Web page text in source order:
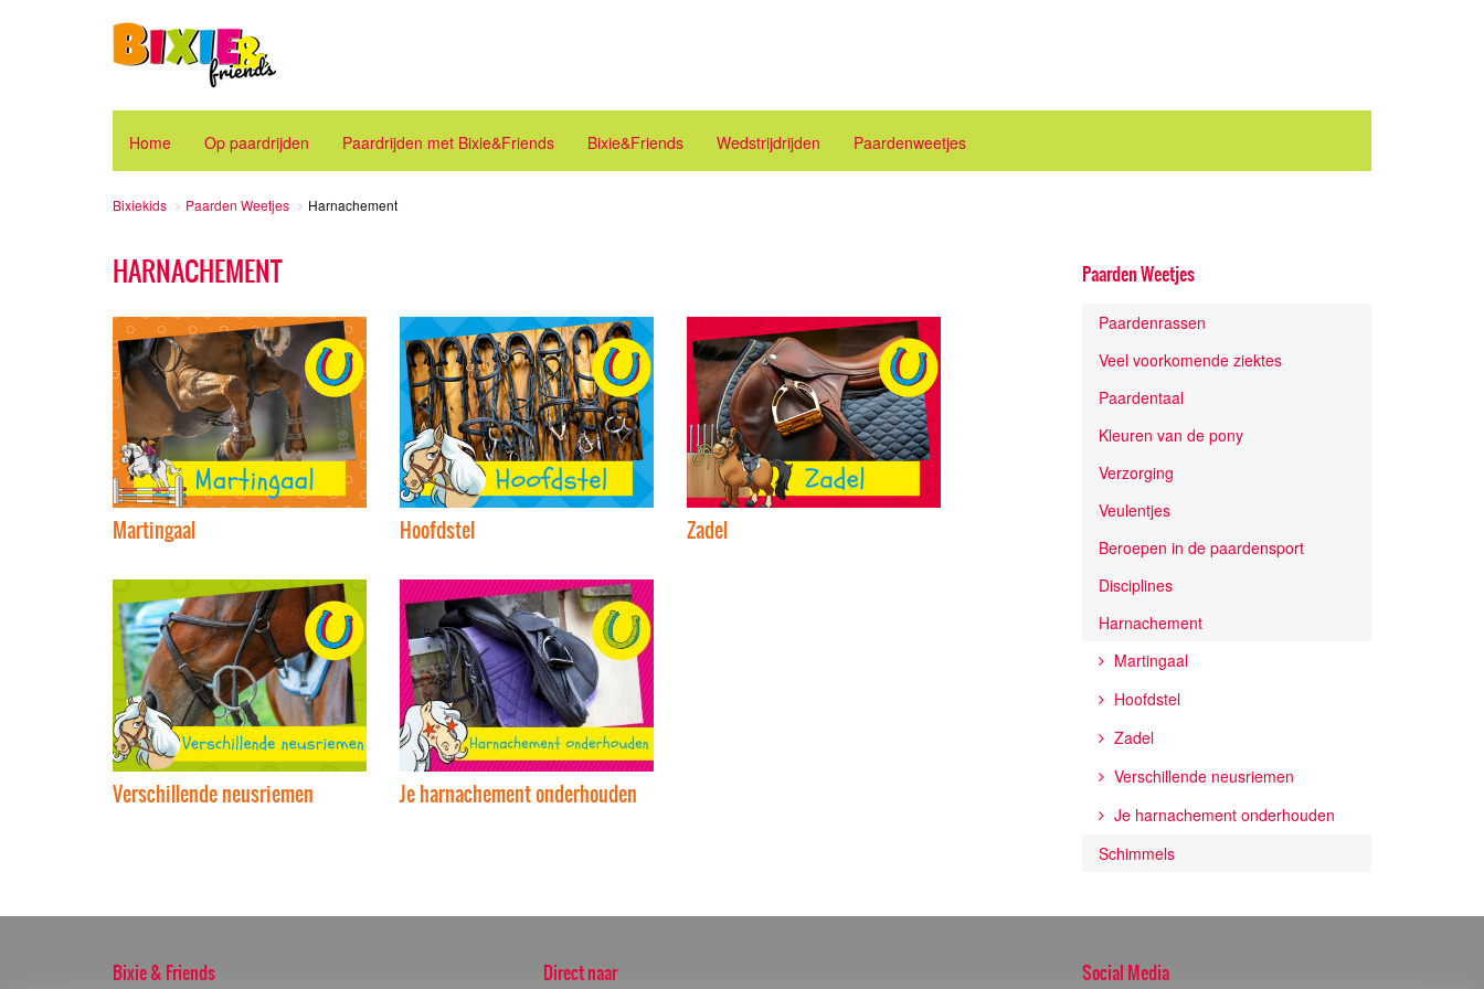
Home Op paardrijden Paardrijden met Bixie&Friends Bixie&Friends Wedstrijdrijden Paardenweetjes
Bixiekids Paarden Weetjes Harnachement
HARNACHEMENT
Martingaal Hoofdstel Zadel
Verschillende neusriemen Je harnachement onderhouden
Paarden Weetjes
Paardenrassen
Veel voorkomende ziektes
Paardentaal
Kleuren van de pony
Verzorging
Veulentjes
Beroepen in de paardensport
Disciplines
Harnachement
Martingaal
Hoofdstel
Zadel
Verschillende neusriemen
Je harnachement onderhouden
Schimmels
Bixie & Friends Direct naar Social Media